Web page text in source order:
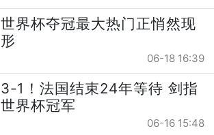
世界杯夺冠最大热门正悄然现
形
06-18 16:39
3-1！法国结束24年等待 剑指
世界杯冠军
06-16 15:48